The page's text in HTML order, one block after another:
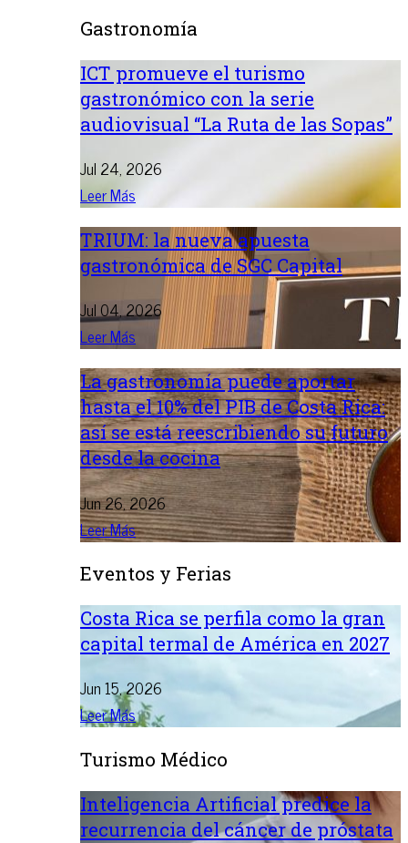
Gastronomía
ICT promueve el turismo
gastronómico con la serie
audiovisual “La Ruta de las Sopas”
Jul 24, 2026
Leer Más
TRIUM: la nueva apuesta
gastronómica de SGC Capital
Jul 04, 2026
Leer Más
La gastronomía puede aportar
hasta el 10% del PIB de Costa Rica:
así se está reescribiendo su futuro
desde la cocina
Jun 26, 2026
Leer Más
Eventos y Ferias
Costa Rica se perfila como la gran
capital termal de América en 2027
Jun 15, 2026
Leer Más
Turismo Médico
Inteligencia Artificial predice la
recurrencia del cáncer de próstata